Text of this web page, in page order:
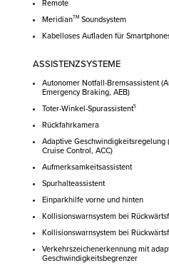
Remote
MeridianTM Soundsystem
Kabelloses Aufladen für
ASSISTENZSYSTEME
Autonomer Notfall-Bremsassistent
Emergency Braking, AEB)
Toter-Winkel-Spurassistent5
Rückfahrkamera
Adaptive Geschwindigkeitsregelung
Cruise Control, ACC)
Aufmerksamkeitsassistent
Spurhalteassistent
Einparkhilfe vorne und hinten
Kollisionswarnsystem bei
Kollisionswarnsystem bei
Verkehrszeichenerkennung mit
Geschwindigkeitsbegrenzer